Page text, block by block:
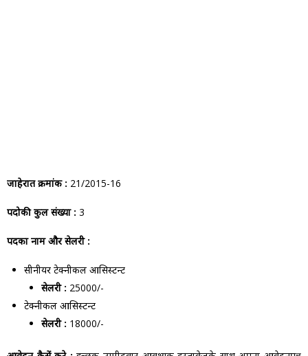
जाहेरात क्रमांक : 21/2015-16
पदोकी कुल संख्या : 3
पदका नाम और सेलरी :
सीनीयर टेक्नीकल आसिस्टन्ट
सेलरी : 25000/-
टेक्नीकल आसिस्टन्ट
सेलरी : 18000/-